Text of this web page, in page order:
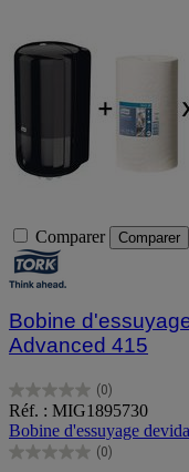
Comparer Comparer
Bobine
Advanced 415
(0)
0.0
sur
5
étoiles.
Réf. : MIG1895730
Bobine d'essuyage
(0)
0.0